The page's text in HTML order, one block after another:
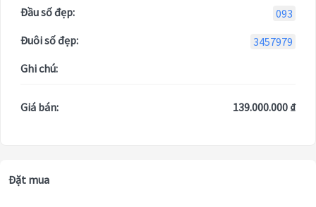
Đầu số đẹp:
093
Đuôi số đẹp:
3457979
Ghi chú:
Giá bán: 139.000.000 ₫
Đặt mua